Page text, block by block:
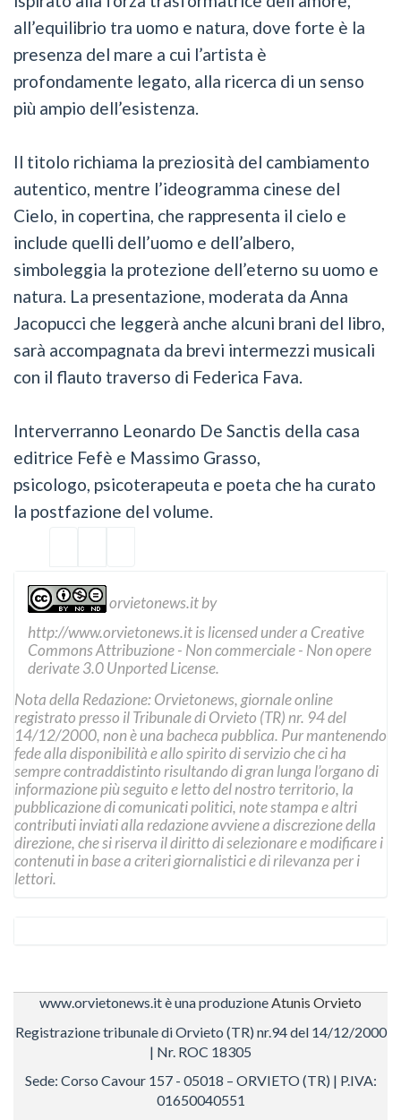
all’equilibrio tra uomo e natura, dove forte è la
presenza del mare a cui l’artista è
profondamente legato, alla ricerca di un senso
più ampio dell’esistenza.
Il titolo richiama la preziosità del cambiamento
autentico, mentre l’ideogramma cinese del
Cielo, in copertina, che rappresenta il cielo e
include quelli dell’uomo e dell’albero,
simboleggia la protezione dell’eterno su uomo e
natura. La presentazione, moderata da Anna
Jacopucci che leggerà anche alcuni brani del libro,
sarà accompagnata da brevi intermezzi musicali
con il flauto traverso di Federica Fava.
Interverranno Leonardo De Sanctis della casa
editrice Fefè e Massimo Grasso,
psicologo, psicoterapeuta e poeta che ha curato
la postfazione del volume.
orvietonews.itby
http://www.orvietonews.itis licensed under a Creative
Commons Attribuzione - Non commerciale - Non opere
derivate 3.0 Unported License.
Nota della Redazione: Orvietonews, giornale online
registrato presso il Tribunale di Orvieto (TR) nr. 94 del
14/12/2000, non è una bacheca pubblica. Pur mantenendo
fede alla disponibilità e allo spirito di servizio che ci ha
sempre contraddistinto risultando di gran lunga l’organo di
informazione più seguito e letto del nostro territorio, la
pubblicazione di comunicati politici, note stampa e altri
contributi inviati alla redazione avviene a discrezione della
direzione, che si riserva il diritto di selezionare e modificare i
contenuti in base a criteri giornalistici e di rilevanza per i
lettori.
www.orvietonews.it è una produzioneAtunis Orvieto
Registrazione tribunale di Orvieto (TR) nr.94 del 14/12/2000
| Nr. ROC 18305
Sede: Corso Cavour 157 - 05018 – ORVIETO (TR) | P.IVA:
01650040551